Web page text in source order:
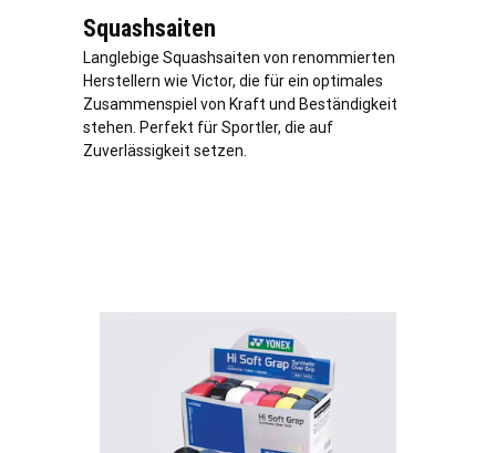
Squashsaiten
Langlebige Squashsaiten von renommierten
Herstellern wie Victor, die für ein optimales
Zusammenspiel von Kraft und Beständigkeit
stehen. Perfekt für Sportler, die auf
Zuverlässigkeit setzen.